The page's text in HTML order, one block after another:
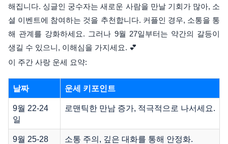
해집니다. 싱글인 궁수자는 새로운 사람을 만날 기회가 많아, 소
셜 이벤트에 참여하는 것을 추천합니다. 커플인 경우, 소통을 통
해 관계를 강화하세요. 그러나 9월 27일부터는 약간의 갈등이
생길 수 있으니, 이해심을 가지세요. 💕
이 주간 사랑 운세 요약:
날짜 운세 키포인트
9월 22-24
일
로맨틱한 만남 증가, 적극적으로 나서세요.
9월 25-28
소통 주의, 깊은 대화를 통해 안정화.